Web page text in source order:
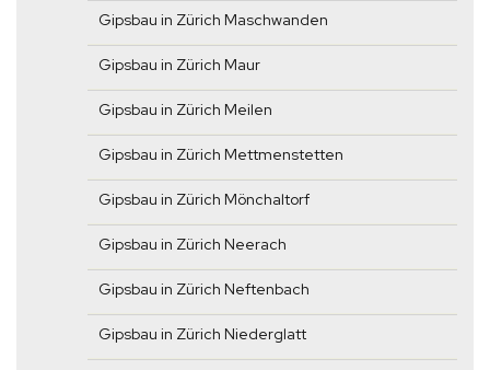
Gipsbau in Zürich Maschwanden
Gipsbau in Zürich Maur
Gipsbau in Zürich Meilen
Gipsbau in Zürich Mettmenstetten
Gipsbau in Zürich Mönchaltorf
Gipsbau in Zürich Neerach
Gipsbau in Zürich Neftenbach
Gipsbau in Zürich Niederglatt